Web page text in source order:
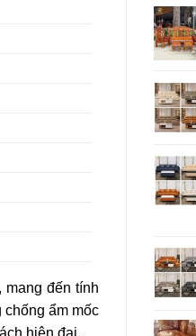
đến tính
ẩm mốc
hiện đại.